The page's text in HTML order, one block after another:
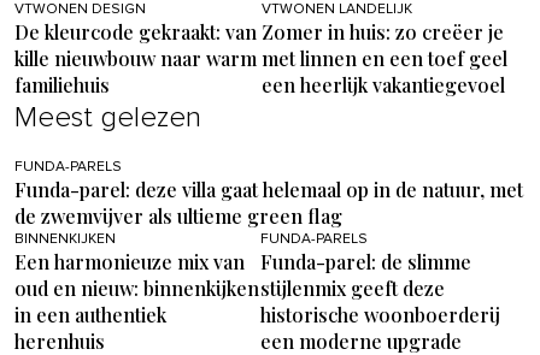
VTWONEN DESIGN
De kleurcode gekraakt: van
kille nieuwbouw naar warm
familiehuis
VTWONEN LANDELIJK
Zomer in huis: zo creëer je
met linnen en een toef geel
een heerlijk vakantiegevoel
Meest gelezen
FUNDA-PARELS
Funda-parel: deze villa gaat helemaal op in de natuur, met
de zwemvijver als ultieme green flag
BINNENKIJKEN
Een harmonieuze mix van
oud en nieuw: binnenkijken
in een authentiek
herenhuis
FUNDA-PARELS
Funda-parel: de slimme
stijlenmix geeft deze
historische woonboerderij
een moderne upgrade